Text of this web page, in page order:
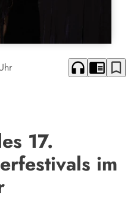
headphones chrome_reader_mode bookmark_border
17.
im